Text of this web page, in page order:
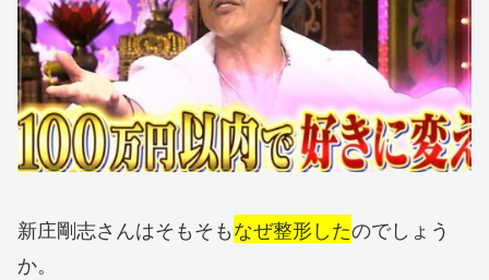
新庄剛志さんはそもそもなぜ整形したのでしょう
か。